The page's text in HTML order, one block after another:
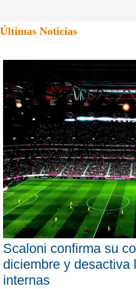
Últimas Noticias
Scaloni confirma su
diciembre y desactiva
internas